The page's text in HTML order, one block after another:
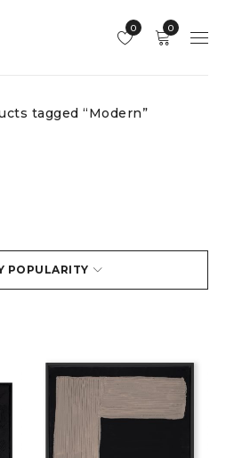
0
0
tagged “Modern”
POPULARITY